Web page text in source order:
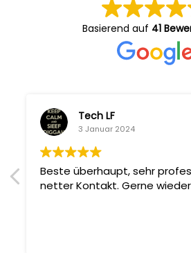
Basierend auf 41
Tech LF
3 Januar 2024
Beste überhaupt, sehr
netter Kontakt. Gerne